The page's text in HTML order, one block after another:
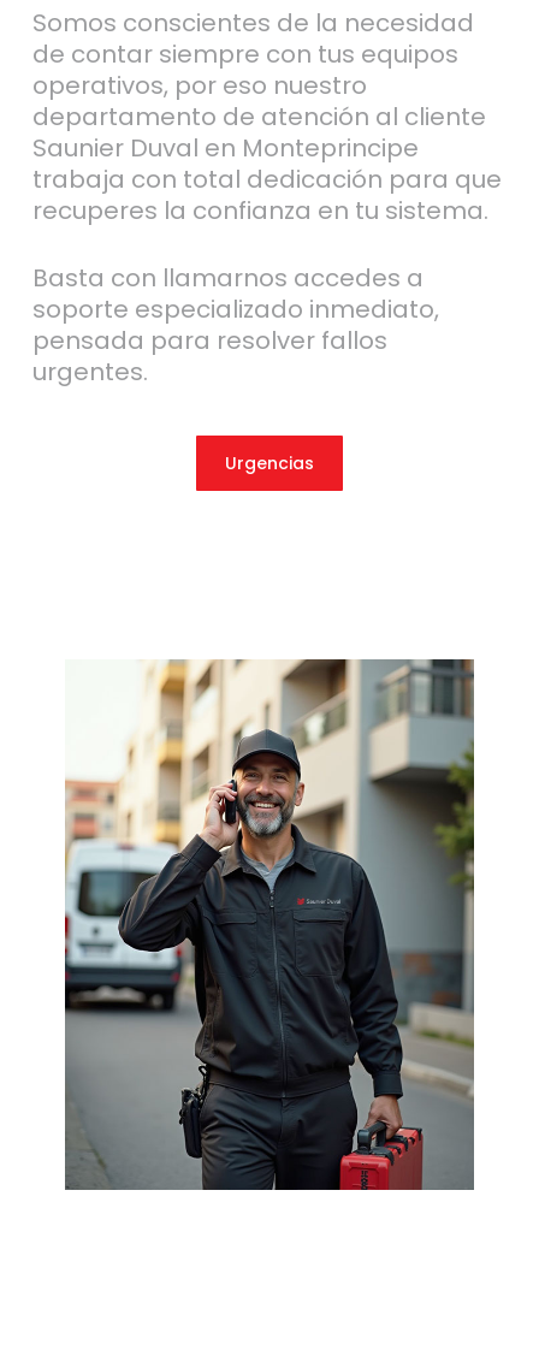
Somos conscientes de la necesidad
de contar siempre con tus equipos
operativos, por eso nuestro
departamento de atención al cliente
Saunier Duval en Monteprincipe
trabaja con total dedicación para que
recuperes la confianza en tu sistema.
Basta con llamarnos accedes a
soporte especializado inmediato,
pensada para resolver fallos
urgentes.
Urgencias